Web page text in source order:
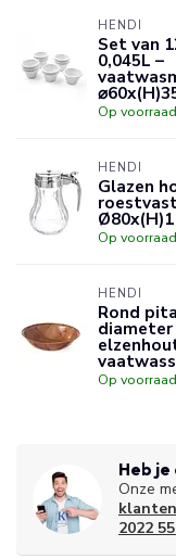
HENDI
Set van
0,045L –
Op voorraad
HENDI
Glazen
Op voorraad
HENDI
Rond
diameter
Op voorraad
Heb
Onze
2022